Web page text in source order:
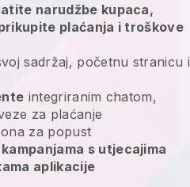
narudžbe kupaca,
plaćanja i troškove
sadržaj, početnu stranicu i
integriranim chatom,
za plaćanje
za popust
s utjecajima
aplikacije